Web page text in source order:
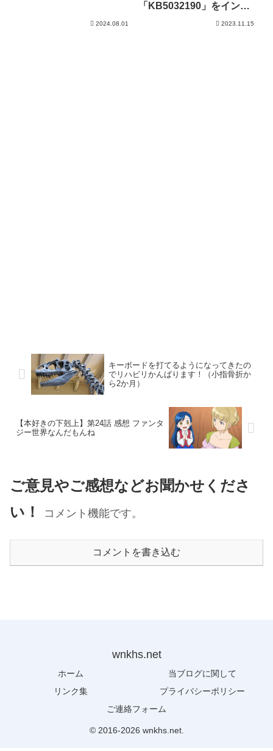
2024.08.01
「KB5032190」をインス
2023.11.15
キーボードを打てるようになってきたの
でリハビリかんばります！（小指骨折か
ら2か月）
【本好きの下剋上】第24話 感想 ファンタ
ジー世界なんだもんね
ご意見やご感想などお聞かせくださ
い！
コメント機能です。
コメントを書き込む
wnkhs.net
ホーム
当ブログに関して
リンク集
プライバシーポリシー
ご連絡フォーム
© 2016-2026 wnkhs.net.